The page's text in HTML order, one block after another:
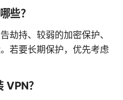
些？
劫持、较弱的加密保护、
若要长期保护，优先考虑
VPN？